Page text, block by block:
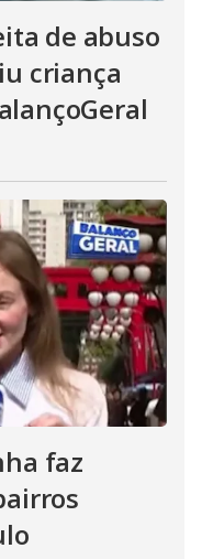
de abuso
criança
faz